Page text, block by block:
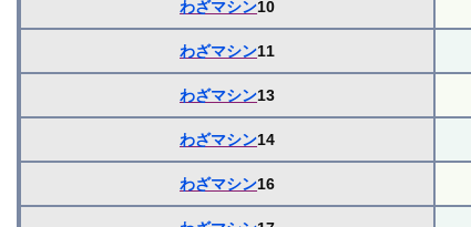
わざマシン10
わざマシン11
わざマシン13
わざマシン14
わざマシン16